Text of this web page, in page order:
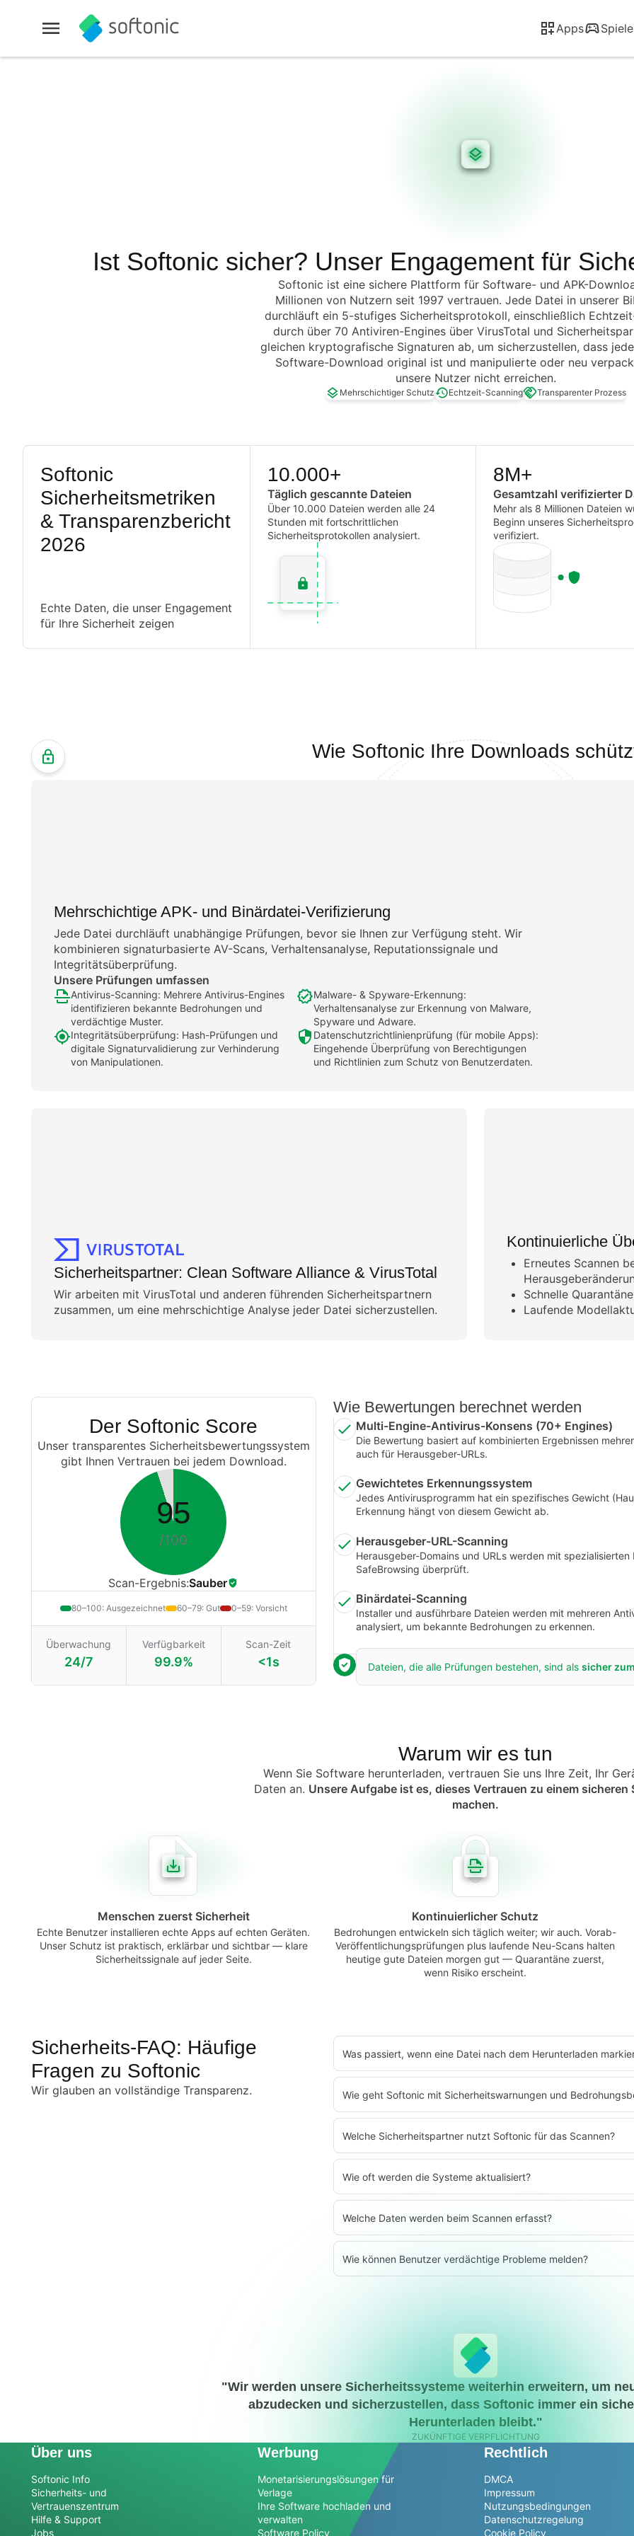
Apps Spiele
Ist Softonic sicher? Unser Engagement für
Softonic ist eine sichere Plattform für Software- und APK-
Millionen von Nutzern seit 1997 vertrauen. Jede Datei in unserer
durchläuft ein 5-stufiges Sicherheitsprotokoll, einschließlich
durch über 70 Antiviren-Engines über VirusTotal und
gleichen kryptografische Signaturen ab, um sicherzustellen, dass
Software-Download original ist und manipulierte oder neu
unsere Nutzer nicht erreichen.
Mehrschichtiger Schutz Echtzeit-Scanning Transparenter Prozess
Softonic
Sicherheitsmetriken
& Transparenzbericht
2026
Echte Daten, die unser Engagement
für Ihre Sicherheit zeigen
10.000+
Täglich gescannte Dateien
Über 10.000 Dateien werden alle 24
Stunden mit fortschrittlichen
Sicherheitsprotokollen analysiert.
8M+
Gesamtzahl verifizierter
Mehr als 8 Millionen Dateien
Beginn unseres
verifiziert.
Wie Softonic Ihre Downloads
Mehrschichtige APK- und Binärdatei-Verifizierung
Jede Datei durchläuft unabhängige Prüfungen, bevor sie Ihnen zur Verfügung steht. Wir
kombinieren signaturbasierte AV-Scans, Verhaltensanalyse, Reputationssignale und
Integritätsüberprüfung.
Unsere Prüfungen umfassen
Antivirus-Scanning: Mehrere Antivirus-Engines
identifizieren bekannte Bedrohungen und
verdächtige Muster.
Malware- & Spyware-Erkennung:
Verhaltensanalyse zur Erkennung von Malware,
Spyware und Adware.
Integritätsüberprüfung: Hash-Prüfungen und
digitale Signaturvalidierung zur Verhinderung
von Manipulationen.
Datenschutzrichtlinienprüfung (für mobile Apps):
Eingehende Überprüfung von Berechtigungen
und Richtlinien zum Schutz von Benutzerdaten.
Sicherheitspartner: Clean Software Alliance & VirusTotal
Wir arbeiten mit VirusTotal und anderen führenden Sicherheitspartnern
zusammen, um eine mehrschichtige Analyse jeder Datei sicherzustellen.
Kontinuierliche
Erneutes Scannen
Schnelle
Laufende
Der Softonic Score
Unser transparentes Sicherheitsbewertungssystem
gibt Ihnen Vertrauen bei jedem Download.
95
/100
Scan-Ergebnis:Sauber
80–100: Ausgezeichnet 60–79: Gut 0–59: Vorsicht
Überwachung
24/7
Verfügbarkeit
99.9%
Scan-Zeit
<1s
Wie Bewertungen berechnet werden
Multi-Engine-Antivirus-Konsens (70+ Engines)
Die Bewertung basiert auf kombinierten Ergebnissen
auch für Herausgeber-URLs.
Gewichtetes Erkennungssystem
Jedes Antivirusprogramm hat ein spezifisches Gewicht
Erkennung hängt von diesem Gewicht ab.
Herausgeber-URL-Scanning
Herausgeber-Domains und URLs werden mit
SafeBrowsing überprüft.
Binärdatei-Scanning
Installer und ausführbare Dateien werden mit mehreren
analysiert, um bekannte Bedrohungen zu erkennen.
Dateien, die alle Prüfungen bestehen, sind als sicher
Warum wir es tun
Wenn Sie Software herunterladen, vertrauen Sie uns Ihre Zeit, Ihr
Daten an. Unsere Aufgabe ist es, dieses Vertrauen zu einem sicheren
machen.
Menschen zuerst Sicherheit
Echte Benutzer installieren echte Apps auf echten Geräten.
Unser Schutz ist praktisch, erklärbar und sichtbar — klare
Sicherheitssignale auf jeder Seite.
Kontinuierlicher Schutz
Bedrohungen entwickeln sich täglich weiter; wir auch. Vorab-
Veröffentlichungsprüfungen plus laufende Neu-Scans halten
heutige gute Dateien morgen gut — Quarantäne zuerst,
wenn Risiko erscheint.
Sicherheits-FAQ: Häufige
Fragen zu Softonic
Wir glauben an vollständige Transparenz.
Was passiert, wenn eine Datei nach dem Herunterladen
Wie geht Softonic mit Sicherheitswarnungen und
Welche Sicherheitspartner nutzt Softonic für das Scannen?
Wie oft werden die Systeme aktualisiert?
Welche Daten werden beim Scannen erfasst?
Wie können Benutzer verdächtige Probleme melden?
"Wir werden unsere Sicherheitssysteme weiterhin erweitern, um
abzudecken und sicherzustellen, dass Softonic immer ein
Herunterladen bleibt."
ZUKÜNFTIGE VERPFLICHTUNG
Über uns
Softonic Info
Sicherheits- und
Vertrauenszentrum
Hilfe & Support
Jobs
Werbung
Monetarisierungslösungen für
Verlage
Ihre Software hochladen und
verwalten
Software Policy
Rechtlich
DMCA
Impressum
Nutzungsbedingungen
Datenschutzregelung
Cookie Policy